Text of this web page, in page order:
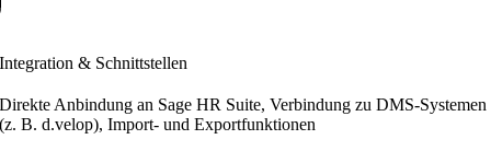
Integration & Schnittstellen
Direkte Anbindung an Sage HR Suite, Verbindung zu DMS-Systemen
(z. B. d.velop), Import- und Exportfunktionen